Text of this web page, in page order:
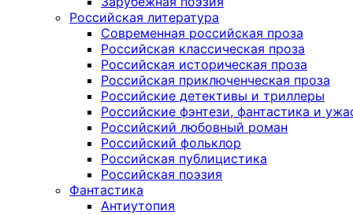
Российская литература
Современная российская проза
Российская классическая проза
Российская историческая проза
Российская приключенческая проза
Российские детективы и триллеры
Российские фэнтези, фантастика и
Российский любовный роман
Российский фольклор
Российская публицистика
Российская поэзия
Фантастика
Антиутопия